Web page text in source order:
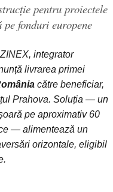
pentru proiectele
fonduri europene
integrator
livrarea primei
către beneficiar,
Prahova. Soluția — un
pe aproximativ 60
— alimentează un
orizontale, eligibil